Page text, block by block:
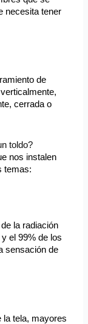
necesita tener
de
cerrada o
toldo?
nos instalen
temas:
la radiación
el 99% de los
sensación de
la tela, mayores